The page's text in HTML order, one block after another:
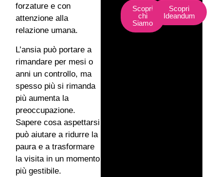
forzature e con
attenzione alla
relazione umana.
L’ansia può portare a
rimandare per mesi o
anni un controllo, ma
spesso più si rimanda
più aumenta la
preoccupazione.
Sapere cosa aspettarsi
può aiutare a ridurre la
paura e a trasformare
la visita in un momento
più gestibile.
Scopri
chi
Siamo
Scopri
Ideandum